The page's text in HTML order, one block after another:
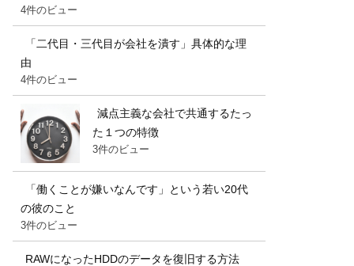
4件のビュー
「二代目・三代目が会社を潰す」具体的な理
由
4件のビュー
減点主義な会社で共通するたっ
た１つの特徴
3件のビュー
「働くことが嫌いなんです」という若い20代
の彼のこと
3件のビュー
RAWになったHDDのデータを復旧する方法